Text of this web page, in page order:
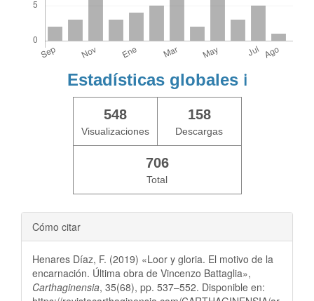
Estadísticas globales ℹ️
548
Visualizaciones
158
Descargas
706
Total
Cómo citar
Henares Díaz, F. (2019) «Loor y gloria. El motivo de la
encarnación. Última obra de Vincenzo Battaglia»,
Carthaginensia, 35(68), pp. 537–552. Disponible en: